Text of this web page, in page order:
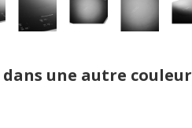
dans une autre couleur